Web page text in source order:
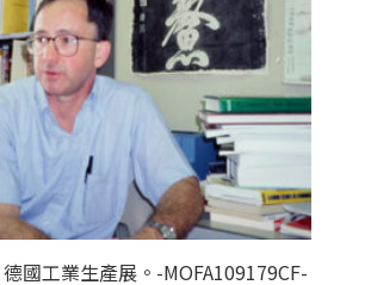
國工業生產展。-MOFA109179CF-